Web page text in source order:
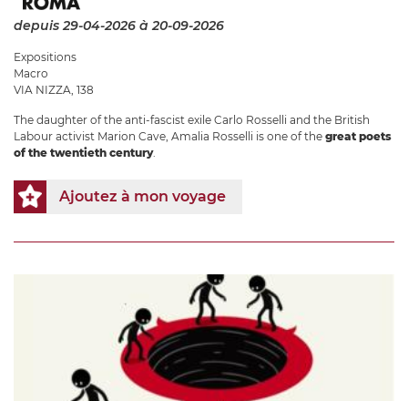
depuis 29-04-2026 à 20-09-2026
Expositions
Macro
VIA NIZZA, 138
The daughter of the anti-fascist exile Carlo Rosselli and the British
Labour activist Marion Cave, Amalia Rosselli is one of the great poets
of the twentieth century.
Ajoutez à mon voyage